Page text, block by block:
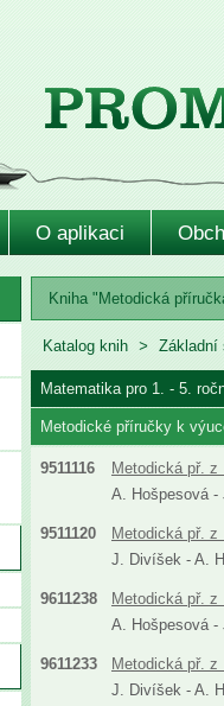
O aplikaci
Kniha "Metodická
Katalog knih Základní
Matematika pro 1. - 5.
Metodické příručky k
9511116
Metodická př.
A. Hošpesová
9511120
Metodická př.
J. Divíšek - A.
9611238
Metodická př.
A. Hošpesová
9611233
Metodická př.
J. Divíšek - A.